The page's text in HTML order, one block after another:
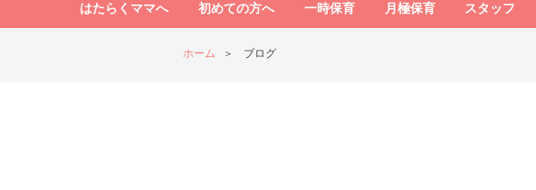
はたらくママへ 初めての方へ 一時保育 月極保育 スタッフ
ホーム ブログ